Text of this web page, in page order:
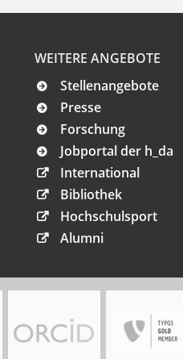
WEITERE ANGEBOTE
Stellenangebote
Presse
Forschung
Jobportal der h_da
International
Bibliothek
Hochschulsport
Alumni